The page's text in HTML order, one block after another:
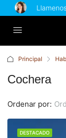
Principal
Cochera
Ordenar por:
DESTACADO